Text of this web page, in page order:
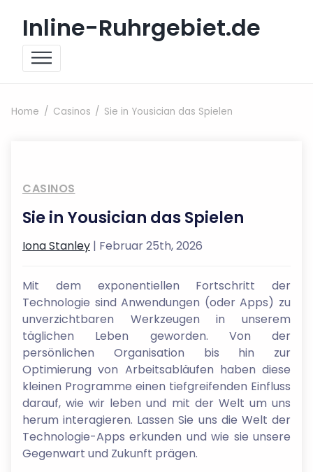
Inline-Ruhrgebiet.de
Home Casinos Sie in Yousician das Spielen
CASINOS
Sie in Yousician das Spielen
Iona Stanley | Februar 25th, 2026
Mit dem exponentiellen Fortschritt der
Technologie sind Anwendungen (oder Apps) zu
unverzichtbaren Werkzeugen in unserem
täglichen Leben geworden. Von der
persönlichen Organisation bis hin zur
Optimierung von Arbeitsabläufen haben diese
kleinen Programme einen tiefgreifenden Einfluss
darauf, wie wir leben und mit der Welt um uns
herum interagieren. Lassen Sie uns die Welt der
Technologie-Apps erkunden und wie sie unsere
Gegenwart und Zukunft prägen.